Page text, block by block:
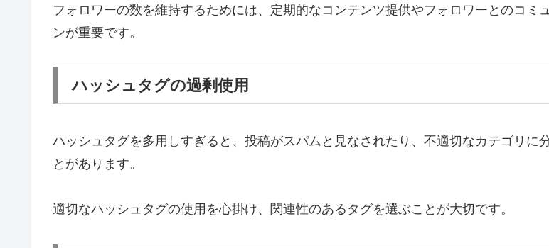
フォロワーの数を維持するためには、定期的なコンテンツ提供やフォロワーとのコミ
ンが重要です。
ハッシュタグの過剰使用
ハッシュタグを多用しすぎると、投稿がスパムと見なされたり、不適切なカテゴリに
とがあります。
適切なハッシュタグの使用を心掛け、関連性のあるタグを選ぶことが大切です。